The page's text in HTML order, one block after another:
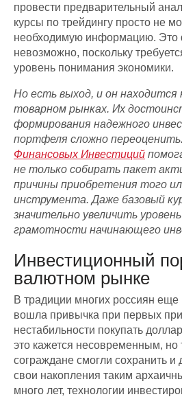
провести предварительный
курсы по трейдингу просто не
необходимую информацию. Это
невозможно, поскольку
уровень понимания экономики.
Но есть выход, и он
товарном рынках. Их
формирования надежного
портфеля сложно переоценить.
Финансовых Инвестиций
не только собирать пакет
причины приобретения того
инструмента. Даже базовый
значительно увеличить
грамотности начинающего
Инвестиционный
валютном рынке
В традиции многих россиян
вошла привычка при первых
нестабильности покупать
это кажется несовременным, но
сограждане смогли сохранить
свои накопления таким
много лет, технологии